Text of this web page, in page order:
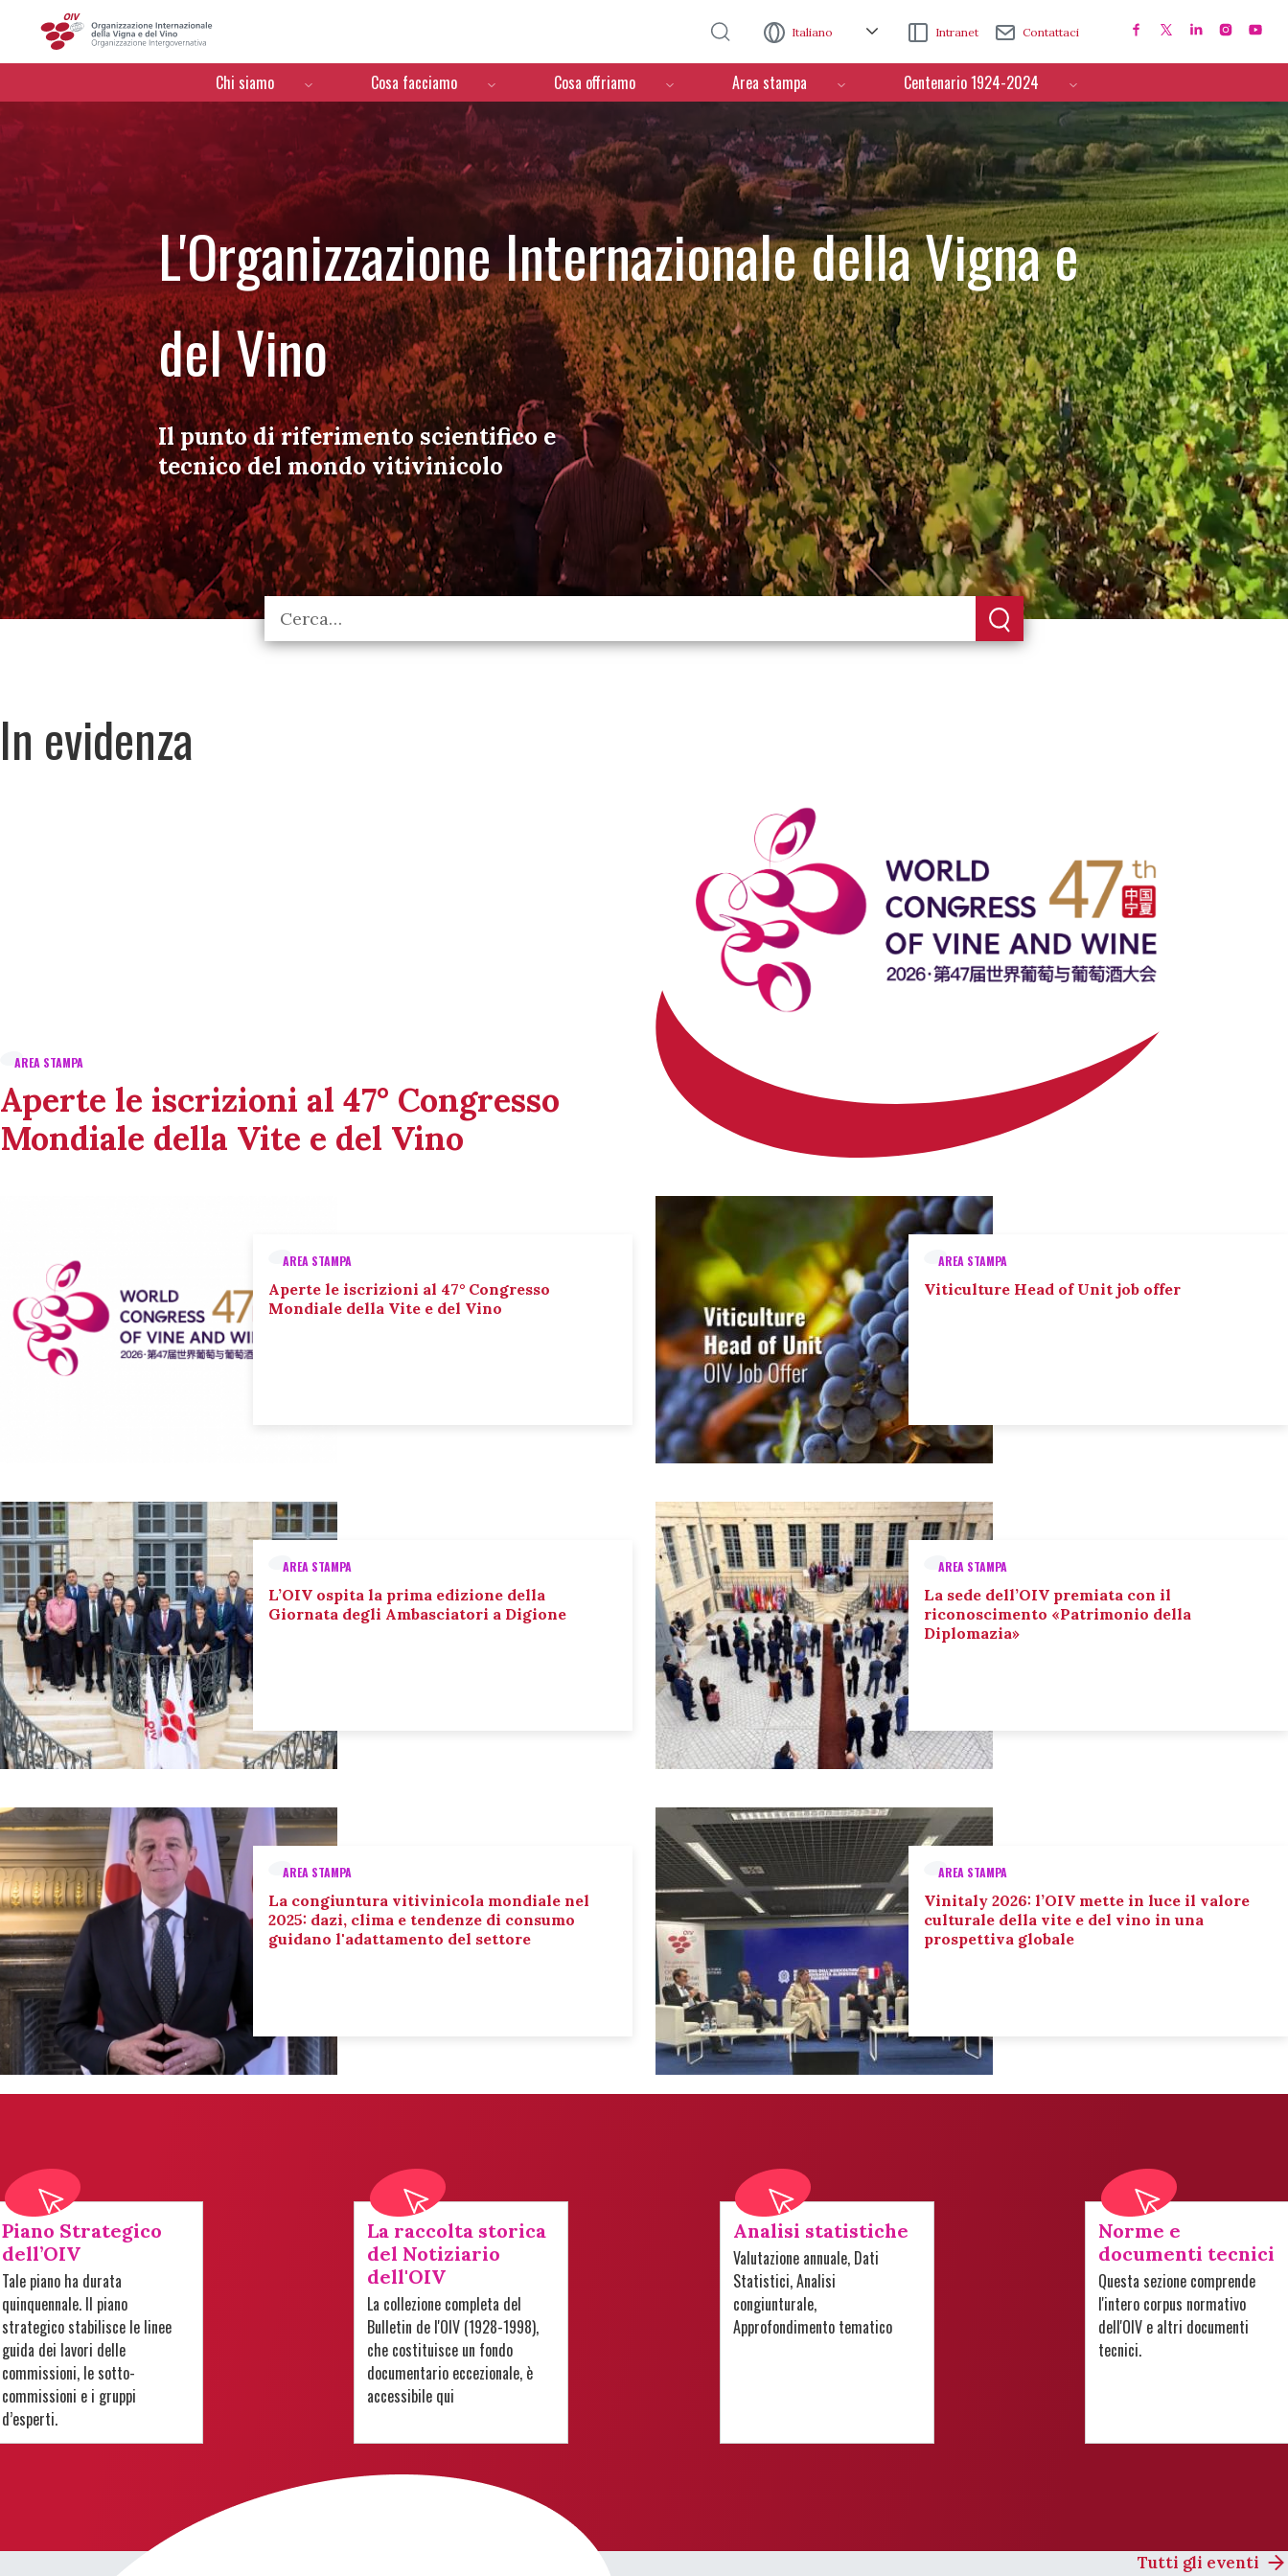
Italiano Intranet Contattaci
Menú de navegación
Chi siamo Cosa facciamo Cosa offriamo Area stampa Centenario 1924-2024
L'Organizzazione Internazionale della Vigna e
del Vino
Il punto di riferimento scientifico e
tecnico del mondo vitivinicolo
In evidenza
AREA STAMPA
Aperte le iscrizioni al 47° Congresso
Mondiale della Vite e del Vino
AREA STAMPA
Aperte le iscrizioni al 47° Congresso
Mondiale della Vite e del Vino
AREA STAMPA
Viticulture Head of Unit job offer
AREA STAMPA
L’OIV ospita la prima edizione della
Giornata degli Ambasciatori a Digione
AREA STAMPA
La sede dell’OIV premiata con il
riconoscimento «Patrimonio della
Diplomazia»
AREA STAMPA
La congiuntura vitivinicola mondiale nel
2025: dazi, clima e tendenze di consumo
guidano l'adattamento del settore
AREA STAMPA
Vinitaly 2026: l’OIV mette in luce il valore
culturale della vite e del vino in una
prospettiva globale
Piano Strategico
dell’OIV
Tale piano ha durata
quinquennale. Il piano
strategico stabilisce le linee
guida dei lavori delle
commissioni, le sotto-
commissioni e i gruppi
d’esperti.
La raccolta storica
del Notiziario
dell'OIV
La collezione completa del
Bulletin de l'OIV (1928-1998),
che costituisce un fondo
documentario eccezionale, è
accessibile qui
Analisi statistiche
Valutazione annuale, Dati
Statistici, Analisi
congiunturale,
Approfondimento tematico
Norme e
documenti tecnici
Questa sezione comprende
l'intero corpus normativo
dell'OIV e altri documenti
tecnici.
Tutti gli eventi